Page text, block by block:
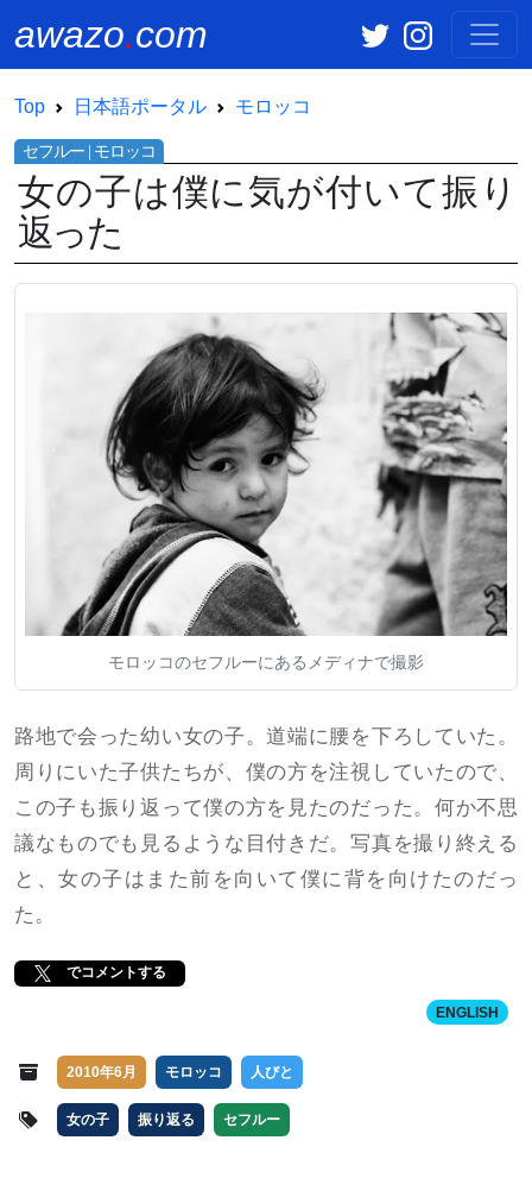
awazo.com
Top 日本語ポータル モロッコ
女の子は僕に気が付いて振り
返った
モロッコのセフルーにあるメディナで撮影
路地で会った幼い女の子。道端に腰を下ろしていた。
周りにいた子供たちが、僕の方を注視していたので、
この子も振り返って僕の方を見たのだった。何か不思
議なものでも見るような目付きだ。写真を撮り終える
と、女の子はまた前を向いて僕に背を向けたのだっ
た。
でコメントする
ENGLISH
2010年6月 モロッコ 人びと
女の子 振り返る セフルー